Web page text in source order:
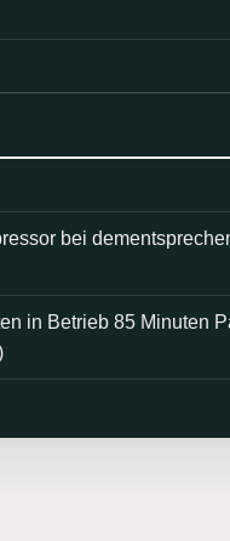
bei
in Betrieb 85 Minuten